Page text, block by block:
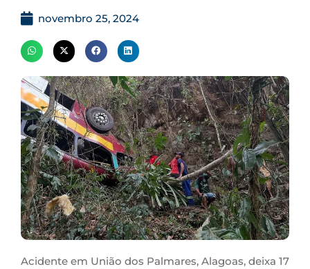
novembro 25, 2024
Acidente em União dos Palmares, Alagoas, deixa 17